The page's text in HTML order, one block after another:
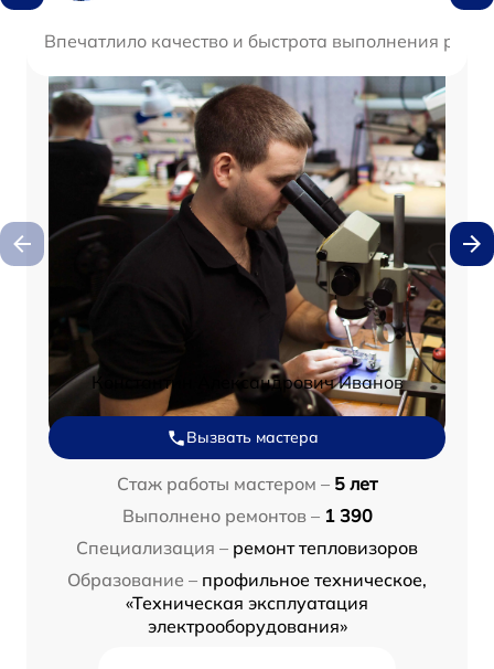
Впечатлило качество и быстрота выполнения
Константин Александрович Иванов
Вызвать мастера
Стаж работы мастером – 5 лет
Выполнено ремонтов – 1 390
Специализация – ремонт тепловизоров
Образование – профильное техническое,
«Техническая эксплуатация
электрооборудования»